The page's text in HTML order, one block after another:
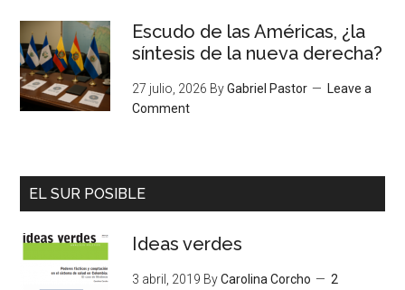
Escudo de las Américas, ¿la
síntesis de la nueva derecha?
27 julio, 2026 ByGabriel Pastor
Leave a
Comment
EL SUR POSIBLE
Ideas verdes
3 abril, 2019 ByCarolina Corcho
2